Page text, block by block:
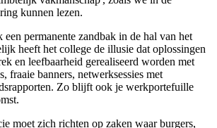
kunnen lezen.
permanente zandbak in de hal van het
heeft het college de illusie dat oplossingen
en leefbaarheid gerealiseerd worden met
fraaie banners, netwerksessies met
Zo blijft ook je werkportefuille
moet zich richten op zaken waar burgers,